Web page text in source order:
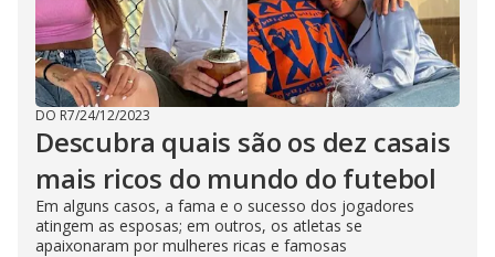
DO R7/24/12/2023
Descubra quais são os dez casais
mais ricos do mundo do futebol
Em alguns casos, a fama e o sucesso dos jogadores
atingem as esposas; em outros, os atletas se
apaixonaram por mulheres ricas e famosas